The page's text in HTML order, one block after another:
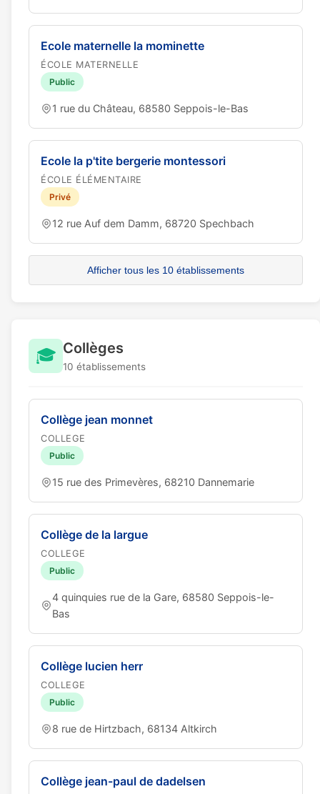
Ecole maternelle la mominette
ÉCOLE MATERNELLE
Public
1 rue du Château, 68580 Seppois-le-Bas
Ecole la p'tite bergerie montessori
ÉCOLE ÉLÉMENTAIRE
Privé
12 rue Auf dem Damm, 68720 Spechbach
Afficher tous les 10 établissements
🎓 Collèges
10 établissements
Collège jean monnet
COLLEGE
Public
15 rue des Primevères, 68210 Dannemarie
Collège de la largue
COLLEGE
Public
4 quinquies rue de la Gare, 68580 Seppois-le-
Bas
Collège lucien herr
COLLEGE
Public
8 rue de Hirtzbach, 68134 Altkirch
Collège jean-paul de dadelsen